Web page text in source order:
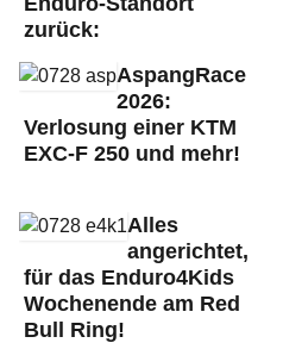
zurück:
AspangRace
2026:
Verlosung einer KTM
EXC-F 250 und mehr!
Alles
angerichtet,
für das Enduro4Kids
Wochenende am Red
Bull Ring!